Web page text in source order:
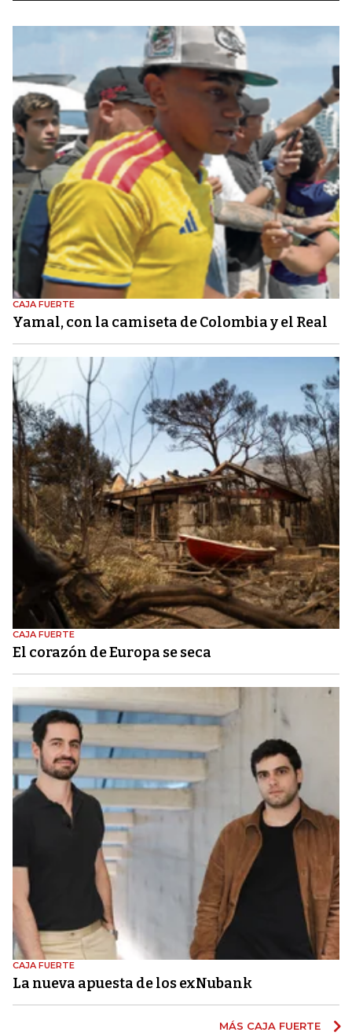
CAJA FUERTE
Yamal, con la camiseta de Colombia y el Real
CAJA FUERTE
El corazón de Europa se seca
CAJA FUERTE
La nueva apuesta de los exNubank
MÁS CAJA FUERTE